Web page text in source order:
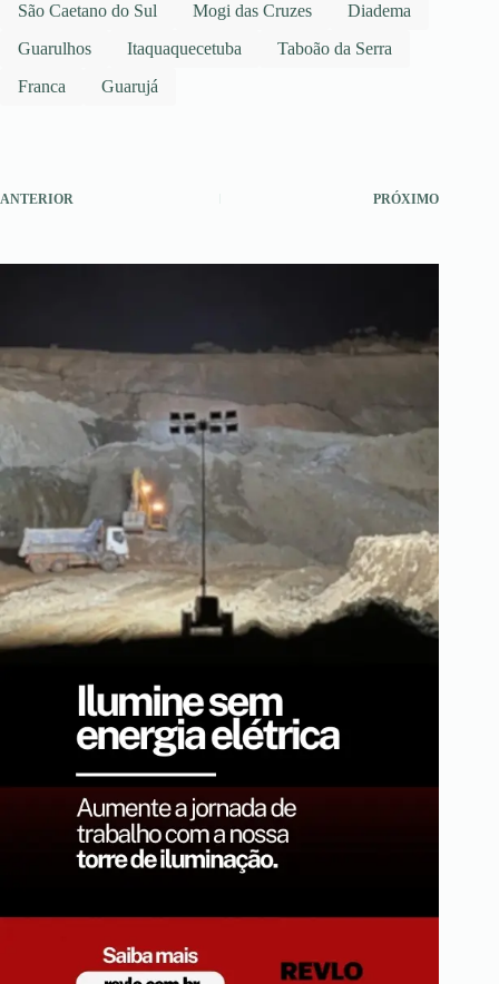
São Caetano do Sul
Mogi das Cruzes
Diadema
Guarulhos
Itaquaquecetuba
Taboão da Serra
Franca
Guarujá
ANTERIOR PRÓXIMO